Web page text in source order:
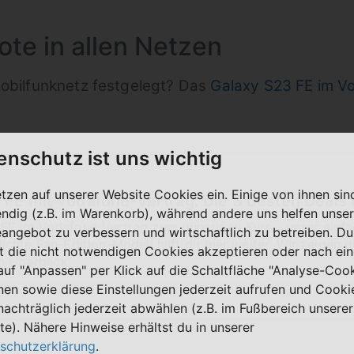
in allen Netzen
festgelegt? Das Galaxy S23 FE im
FE mit Vodafone-Vertrag: Die 3 besten
im Vodafone-Vertrag zum günstigen Kurs – unser
Fan-Edition-Modell hilft dir hier weiter. Wir zeigen
Überblick.
ist uns wichtig
auf unserer Website Cookies ein. Einige von ihnen
(z.B. im Warenkorb), während andere uns helfen unser
zu verbessern und wirtschaftlich zu betreiben. Du
die nicht notwendigen Cookies akzeptieren oder nach
"Anpassen" per Klick auf die Schaltfläche "Analyse-
sowie diese Einstellungen jederzeit aufrufen und
jederzeit abwählen (z.B. im Fußbereich unserer
Nähere Hinweise erhältst du in unserer
.